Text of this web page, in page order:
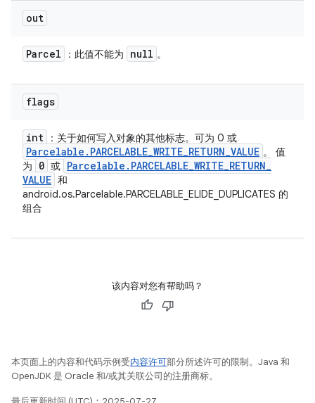
out
Parcel ：此值不能为 null 。
flags
int ：关于如何写入对象的其他标志。可为 0 或
Parcelable . PARCELABLE_WRITE_RETURN_VALUE 。 值
为
0 或 Parcelable . PARCELABLE_WRITE_RETURN_
VALUE 和
android.os.Parcelable.PARCELABLE_ELIDE_DUPLICATES 的
组合
该内容对您有帮助吗？
本页面上的内容和代码示例受内容许可部分所述许可的限制。Java 和
OpenJDK 是 Oracle 和/或其关联公司的注册商标。